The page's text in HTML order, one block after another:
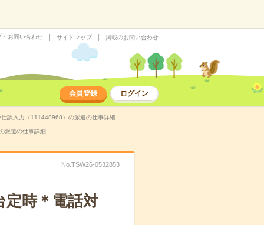
・お問い合わせ サイトマップ 掲載のお問い合わせ
会員登録 ログイン
訳入力（111448968）の派遣の仕事詳細
派遣の仕事詳細
No.TSW26-0532853
定時＊電話対